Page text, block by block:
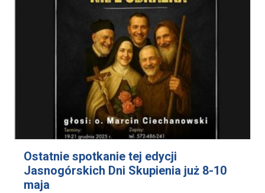
Ostatnie spotkanie tej edycji
Jasnogórskich Dni Skupienia już 8-10
maja